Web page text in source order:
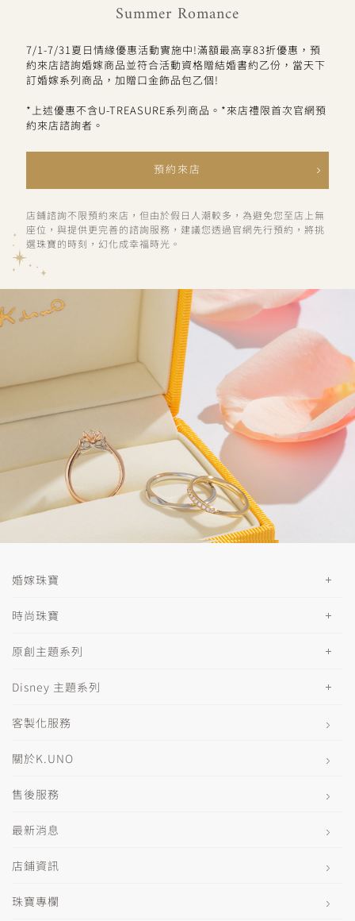
Summer Romance
7/1-7/31夏日情緣優惠活動實施中!滿額最高享83折優惠，預
約來店諮詢婚嫁商品並符合活動資格贈結婚書約乙份，當天下
訂婚嫁系列商品，加贈口金飾品包乙個!
*上述優惠不含U-TREASURE系列商品。*來店禮限首次官網預
約來店諮詢者。
預約來店
店鋪諮詢不限預約來店，但由於假日人潮較多，為避免您至店上無
座位，與提供更完善的諮詢服務，建議您透過官網先行預約，將挑
選珠寶的時刻，幻化成幸福時光。
婚嫁珠寶
時尚珠寶
原創主題系列
Disney 主題系列
客製化服務
關於K.UNO
售後服務
最新消息
店鋪資訊
珠寶專欄